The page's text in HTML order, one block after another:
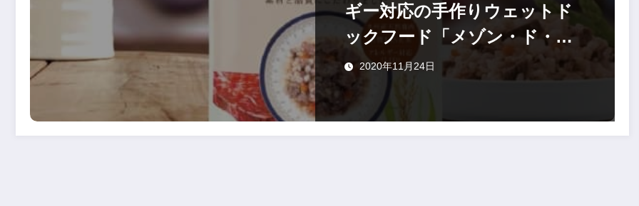
ギー対応の手作りウェットド
ックフード「メゾン・ド・ジ
ビエ」
2020年11月24日